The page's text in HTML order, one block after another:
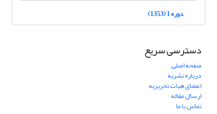
دوره 1 (1353)
دسترسی سریع
صفحه اصلی
درباره نشریه
اعضای هیات تحریریه
ارسال مقاله
تماس با ما